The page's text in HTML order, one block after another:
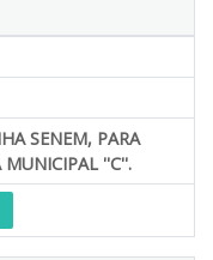
SENEM, PARA
MUNICIPAL ''C''.